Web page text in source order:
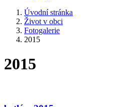
Úvodní stránka
Život v obci
Fotogalerie
2015
2015